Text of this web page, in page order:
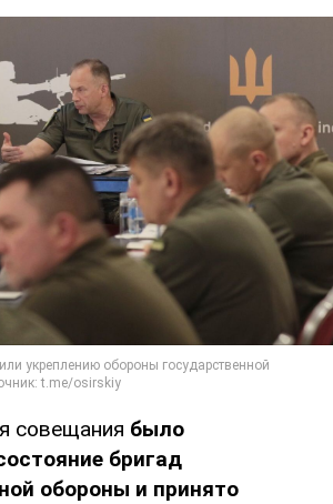
совещания было
бригад
обороны и принято